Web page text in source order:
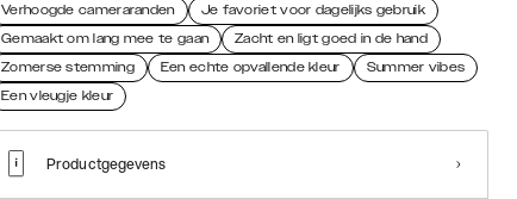
Verhoogde cameraranden
Je favoriet voor dagelijks gebruik
Gemaakt om lang mee te gaan
Zacht en ligt goed in de hand
Zomerse stemming
Een echte opvallende kleur
Summer vibes
Een vleugje kleur
Productgegevens